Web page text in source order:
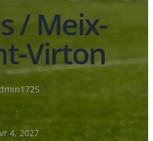
/ Meix-
Virton
·
4, 2027